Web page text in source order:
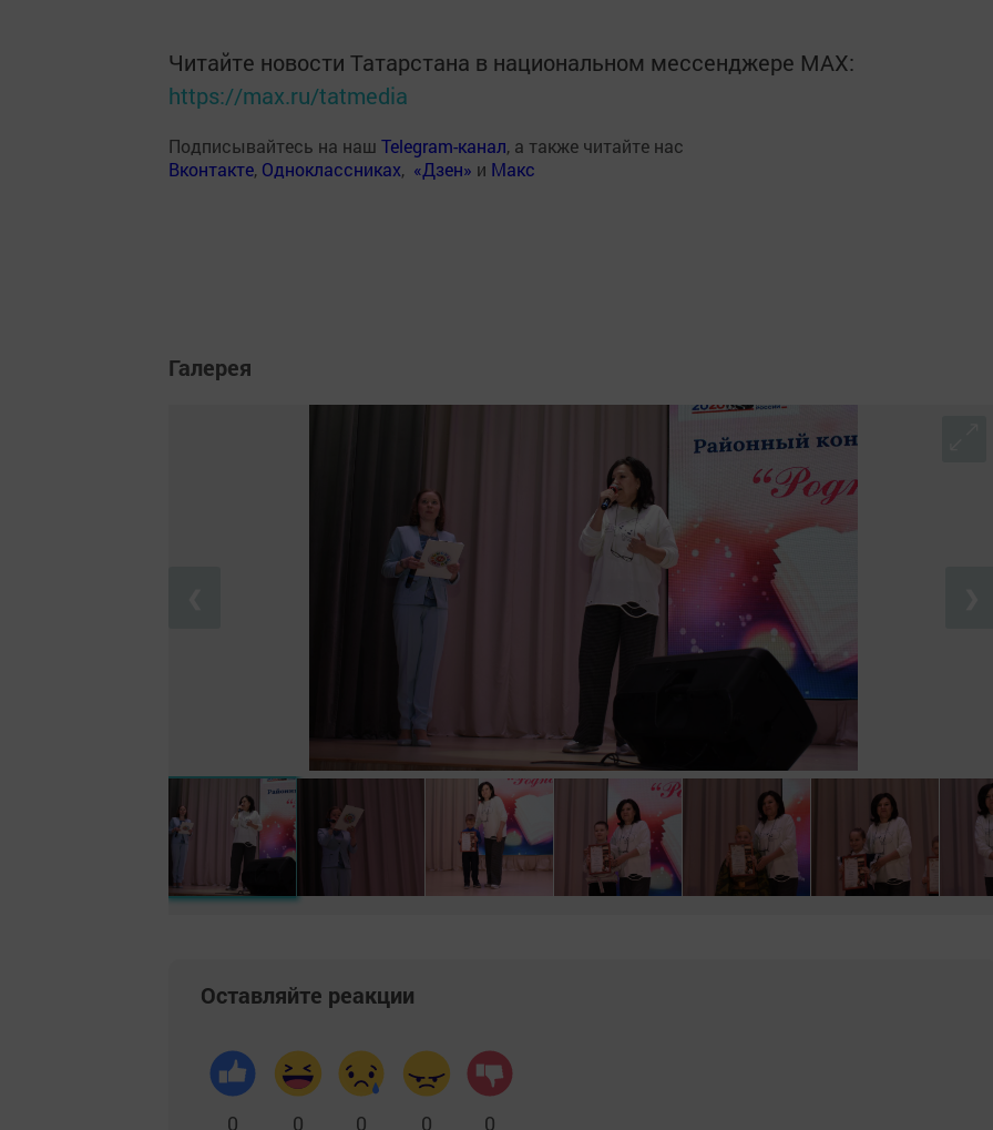
Читайте новости Татарстана в национальном мессенджере MАХ:
https://max.ru/tatmedia
Подписывайтесь на наш Telegram-канал, а также читайте нас
Вконтакте, Одноклассниках, «Дзен» и Макс
Галерея
Оставляйте реакции
0 0 0 0 0